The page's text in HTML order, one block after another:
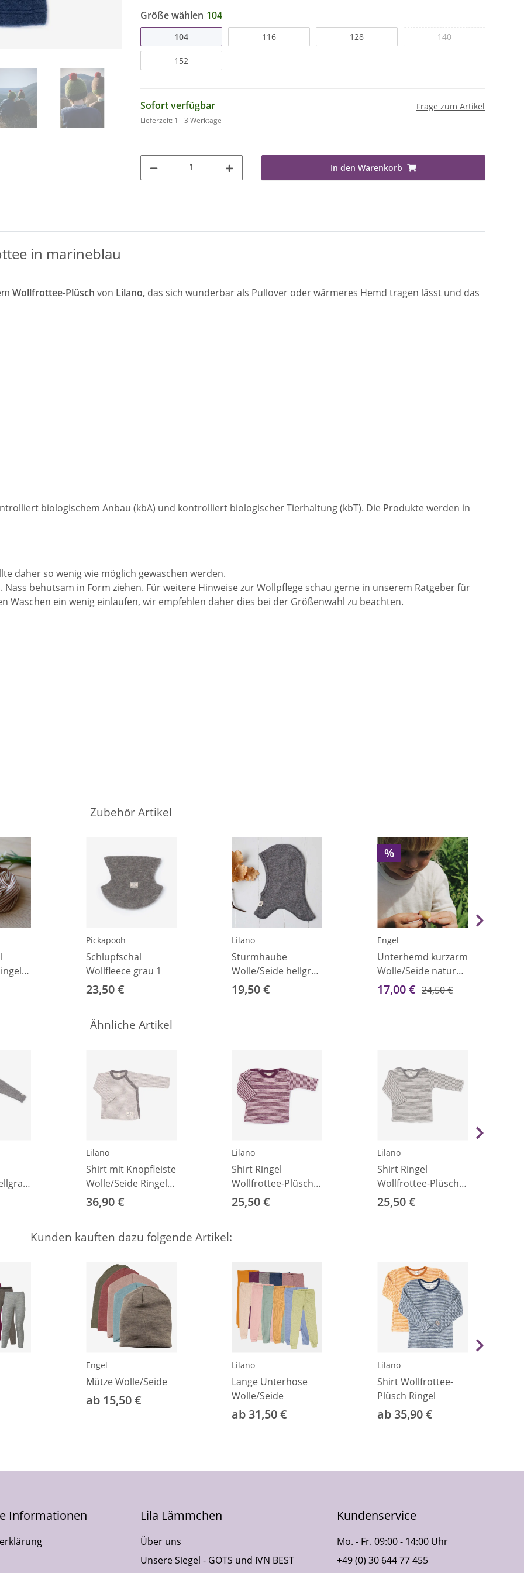
Größe wählen 104
104 116 128 140
152
Sofort verfügbar
Lieferzeit: 1 - 3 Werktage
Frage zum Artikel
In den Warenkorb
in marineblau
Wollfrottee-Plüsch von Lilano, das sich wunderbar als Pullover oder wärmeres Hemd tragen lässt und das
biologischem Anbau (kbA) und kontrolliert biologischer Tierhaltung (kbT). Die Produkte werden in
daher so wenig wie möglich gewaschen werden.
behutsam in Form ziehen. Für weitere Hinweise zur Wollpflege schau gerne in unserem Ratgeber für
Waschen ein wenig einlaufen, wir empfehlen daher dies bei der Größenwahl zu beachten.
Zubehör Artikel
Pickapooh
Schlupfschal
Wollfleece grau 1
23,50 €
Lilano
Sturmhaube
Wolle/Seide hellgrau
62/68
19,50 €
%
Engel
Unterhemd kurzarm
Wolle/Seide natur
92
17,00 € 24,50 €
Ähnliche Artikel
Lilano
Shirt mit Knopfleiste
Wolle/Seide Ringel
hellgrau 50
36,90 €
Lilano
Shirt Ringel
Wollfrottee-Plüsch
beere 56
25,50 €
Lilano
Shirt Ringel
Wollfrottee-Plüsch
grau 56
25,50 €
Kunden kauften dazu folgende Artikel:
Engel
Mütze Wolle/Seide
ab 15,50 €
Lilano
Lange Unterhose
Wolle/Seide
ab 31,50 €
Lilano
Shirt Wollfrottee-
Plüsch Ringel
ab 35,90 €
Informationen Lila Lämmchen
Über uns
Unsere Siegel - GOTS und IVN BEST
Kundenservice
Mo. - Fr. 09:00 - 14:00 Uhr
+49 (0) 30 644 77 455